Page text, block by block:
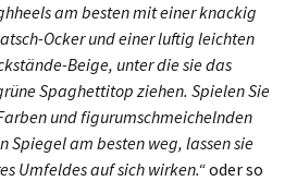
am besten mit einer knackig
Ocker und einer luftig leichten
Beige, unter die sie das
Spaghettitop ziehen. Spielen Sie
und figurumschmeichelnden
Spiegel am besten weg, lassen sie
Umfeldes auf sich wirken.“oder so